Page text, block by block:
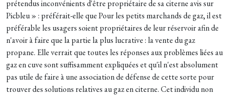
prétendus inconvénients d'être propriétaire de sa citerne avis sur
Picbleu » : préférait-elle que Pour les petits marchands de gaz, il est
préférable les usagers soient propriétaires de leur réservoir afin de
n'avoir à faire que la partie la plus lucrative : la vente du gaz
propane. Elle verrait que toutes les réponses aux problèmes liées au
gaz en cuve sont suffisamment expliquées et qu'il n'est absolument
pas utile de faire à une association de défense de cette sorte pour
trouver des solutions relatives au gaz en citerne. Cet individu non